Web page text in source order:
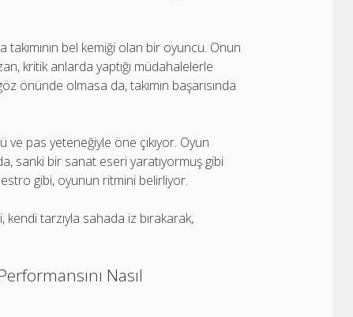
bel kemiği olan bir oyuncu. Onun
kritik anlarda yaptığı müdahalelerle
önünde olmasa da, takımın başarısında
pas yeteneğiyle öne çıkıyor. Oyun
sanki bir sanat eseri yaratıyormuş gibi
gibi, oyunun ritmini belirliyor.
kendi tarzıyla sahada iz bırakarak,
Nasıl